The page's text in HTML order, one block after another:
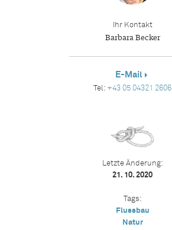
Ihr Kontakt
Barbara Becker
E-Mail
Tel: +43 05 04321 2606
Letzte Änderung:
21. 10. 2020
Tags:
Flussbau
Natur